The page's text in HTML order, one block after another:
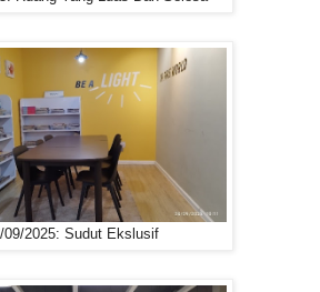
09/2025: Sudut Ekslusif